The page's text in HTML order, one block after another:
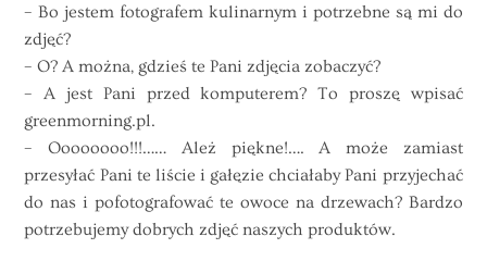
– Bo jestem fotografem kulinarnym i potrzebne są mi do
zdjęć?
– O? A można, gdzieś te Pani zdjęcia zobaczyć?
– A jest Pani przed komputerem? To proszę wpisać
greenmorning.pl.
– Oooooooo!!!…… Ależ piękne!…. A może zamiast
przesyłać Pani te liście i gałęzie chciałaby Pani przyjechać
do nas i pofotografować te owoce na drzewach? Bardzo
potrzebujemy dobrych zdjęć naszych produktów.